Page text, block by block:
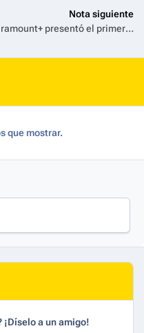
Nota siguiente
Paramount+ presentó el primer trailer de la serie original NCIS: Tony & Ziva
que mostrar.
¡Díselo a un amigo!